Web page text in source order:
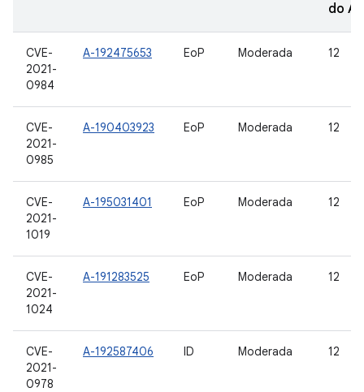
do
CVE-
2021-
0984
A-192475653 EoP Moderada 12
CVE-
2021-
0985
A-190403923 EoP Moderada 12
CVE-
2021-
1019
A-195031401 EoP Moderada 12
CVE-
2021-
1024
A-191283525 EoP Moderada 12
CVE-
2021-
0978
A-192587406 ID Moderada 12